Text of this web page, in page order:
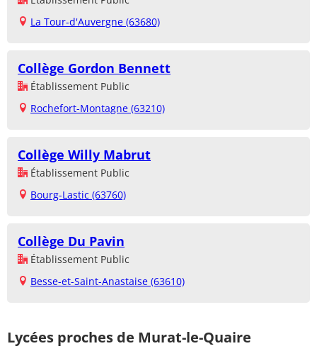
La Tour-d'Auvergne (63680)
Collège Gordon Bennett
Établissement Public
Rochefort-Montagne (63210)
Collège Willy Mabrut
Établissement Public
Bourg-Lastic (63760)
Collège Du Pavin
Établissement Public
Besse-et-Saint-Anastaise (63610)
Lycées proches de Murat-le-Quaire